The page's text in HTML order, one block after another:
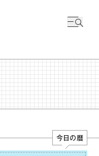
今日の暦